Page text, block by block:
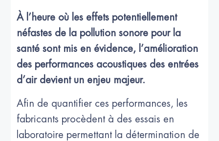
À l’heure où les effets potentiellement
néfastes de la pollution sonore pour la
santé sont mis en évidence, l’amélioration
des performances acoustiques des entrées
d’air devient un enjeu majeur.
Afin de quantifier ces performances, les
fabricants procèdent à des essais en
laboratoire permettant la détermination de